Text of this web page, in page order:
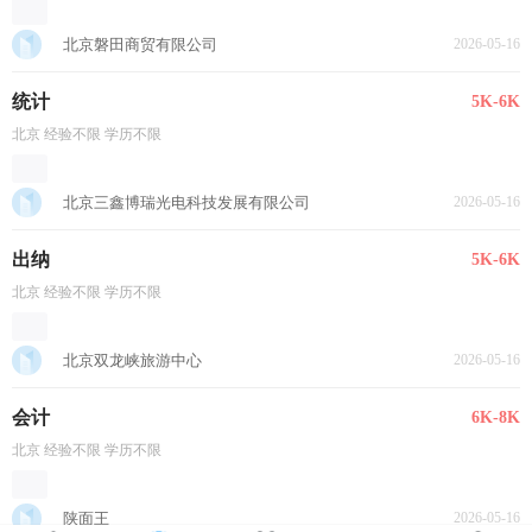
北京磐田商贸有限公司 2026-05-16
统计 5K-6K
北京 经验不限 学历不限
北京三鑫博瑞光电科技发展有限公司 2026-05-16
出纳 5K-6K
北京 经验不限 学历不限
北京双龙峡旅游中心 2026-05-16
会计 6K-8K
北京 经验不限 学历不限
陕面王 2026-05-16